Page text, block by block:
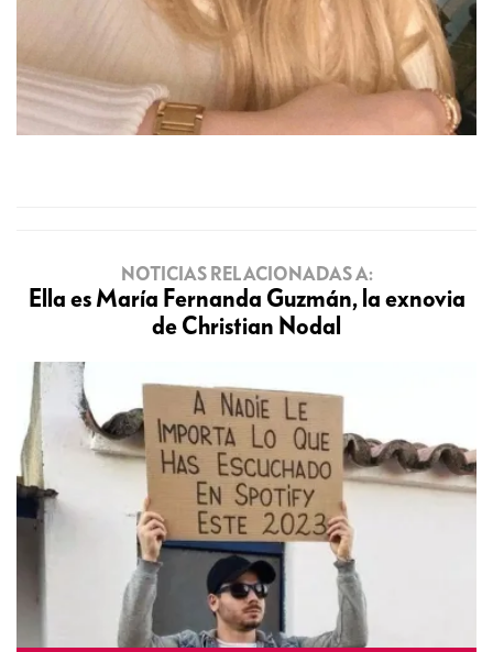
NOTICIAS RELACIONADAS A:
Ella es María Fernanda Guzmán, la exnovia
de Christian Nodal